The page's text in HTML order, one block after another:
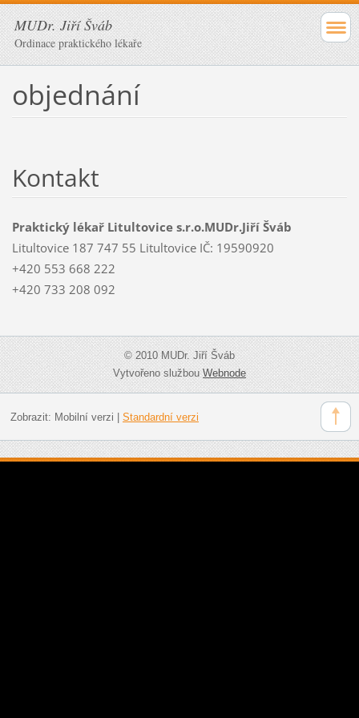
MUDr. Jiří Šváb
Ordinace praktického lékaře
objednání
Kontakt
Praktický lékař Litultovice s.r.o.MUDr.Jiří Šváb
Litultovice 187 747 55 Litultovice IČ: 19590920
+420 553 668 222
+420 733 208 092
© 2010 MUDr. Jiří Šváb
Vytvořeno službouWebnode
Zobrazit: Mobilní verzi Standardní verzi